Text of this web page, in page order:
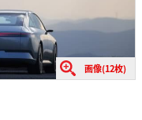
画像(12枚)